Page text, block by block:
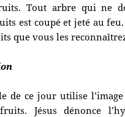
Tout arbre qui ne
est coupé et jeté au feu.
que vous les
de ce jour utilise
Jésus dénonce